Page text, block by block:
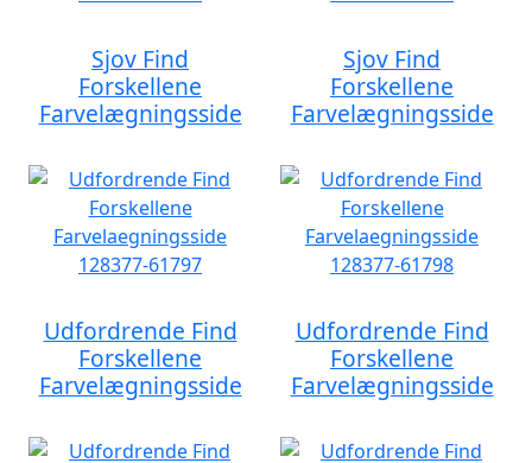
Sjov Find
Forskellene
Farvelægningsside
Sjov Find
Forskellene
Farvelægningsside
Udfordrende Find
Forskellene
Farvelægningsside
Udfordrende Find
Forskellene
Farvelægningsside